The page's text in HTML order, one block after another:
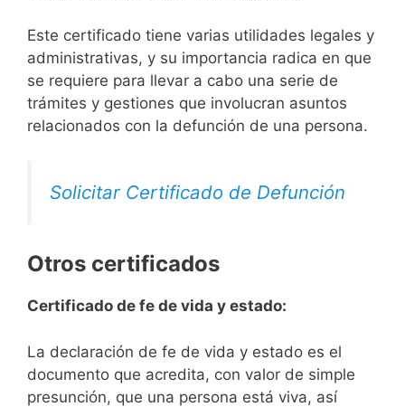
Este certificado tiene varias utilidades legales y
administrativas, y su importancia radica en que
se requiere para llevar a cabo una serie de
trámites y gestiones que involucran asuntos
relacionados con la defunción de una persona.
Solicitar Certificado de Defunción
Otros certificados
Certificado de fe de vida y estado:
La declaración de fe de vida y estado es el
documento que acredita, con valor de simple
presunción, que una persona está viva, así